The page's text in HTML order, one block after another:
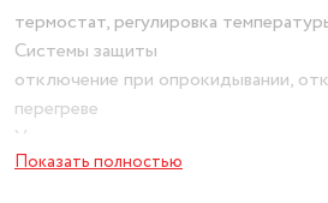
термостат, регулировка
Системы защиты
отключение при опрокидывании,
перегреве
Управление
механическое
Показать полностью